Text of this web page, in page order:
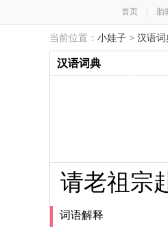
首页 胎
当前位置： 小娃子 > 汉语词
汉语词典
请老祖宗
词语解释